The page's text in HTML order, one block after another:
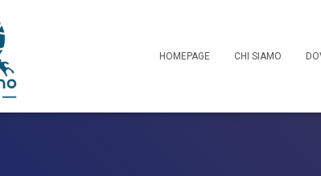
HOMEPAGE CHI SIAMO